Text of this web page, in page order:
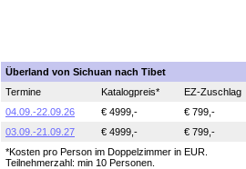
Überland von Sichuan nach Tibet
Termine
Katalogpreis*
EZ-Zuschlag
04.09.-22.09.26
€ 4999,-
€ 799,-
03.09.-21.09.27
€ 4999,-
€ 799,-
*Kosten pro Person im Doppelzimmer in EUR.
Teilnehmerzahl: min 10 Personen.